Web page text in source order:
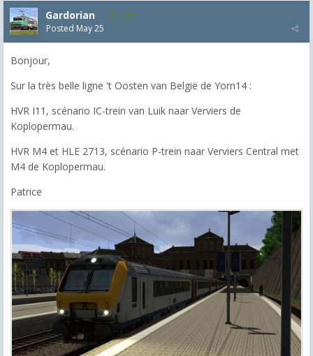
Gardorian 1,903
Posted May 25
Bonjour,
Sur la très belle ligne 't Oosten van België de Yorn14 :
HVR I11, scénario IC-trein van Luik naar Verviers de
Koplopermau.
HVR M4 et HLE 2713, scénario P-trein naar Verviers Central met
M4 de Koplopermau.
Patrice